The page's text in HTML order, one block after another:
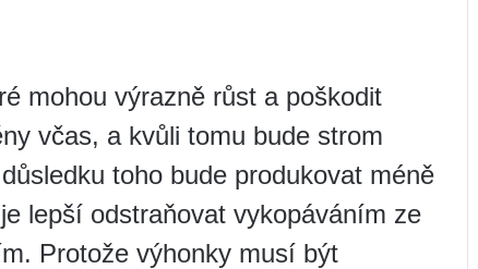
mohou výrazně růst a poškodit
včas, a kvůli tomu bude strom
toho bude produkovat méně
lepší odstraňovat vykopáváním ze
Protože výhonky musí být